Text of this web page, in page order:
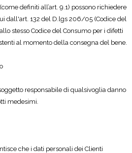
definiti all’art. 9.1) possono richiedere
dall'art. 132 del D.lgs 206/05 (Codice del
stesso Codice del Consumo per i difetti
al momento della consegna del bene.
responsabile di qualsivoglia danno
medesimi.
che i dati personali dei Clienti